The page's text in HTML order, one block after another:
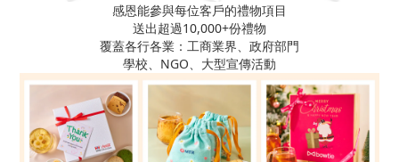
感恩能參與每位客戶的禮物項目
送出超過10,000+份禮物
覆蓋各行各業：工商業界、政府部門
學校、NGO、大型宣傳活動